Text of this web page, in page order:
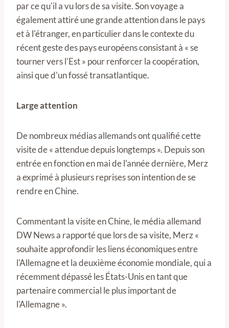
par ce qu'il a vu lors de sa visite. Son voyage a
également attiré une grande attention dans le pays
et à l'étranger, en particulier dans le contexte du
récent geste des pays européens consistant à « se
tourner vers l'Est » pour renforcer la coopération,
ainsi que d'un fossé transatlantique.
Large attention
De nombreux médias allemands ont qualifié cette
visite de « attendue depuis longtemps ». Depuis son
entrée en fonction en mai de l'année dernière, Merz
a exprimé à plusieurs reprises son intention de se
rendre en Chine.
Commentant la visite en Chine, le média allemand
DW News a rapporté que lors de sa visite, Merz «
souhaite approfondir les liens économiques entre
l'Allemagne et la deuxième économie mondiale, qui a
récemment dépassé les États-Unis en tant que
partenaire commercial le plus important de
l'Allemagne ».